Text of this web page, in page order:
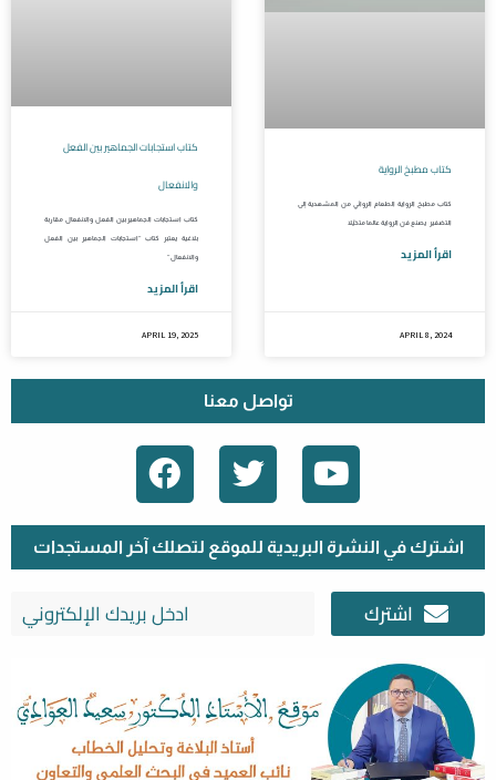
كتاب استجابات الجماهير بين الفعل
والانفعال
كتاب استجابات الجماهير بين الفعل والانفعال مقاربة
بلاغية يعتبر كتاب “استجابات الجماهير بين الفعل
والانفعال”
اقرأ المزيد
APRIL 19, 2025
كتاب مطبخ الرواية
كتاب مطبخ الرواية الطعام الروائي من المشهدية إلى
التضفير يصنع فن الرواية عالما متخيَّلا
اقرأ المزيد
APRIL 8, 2024
تواصل معنا
F
A
C
E
O
K
T
W
I
T
Y
O
U
T
U
اشترك في النشرة البريدية للموقع لتصلك آخر المستجدات
اشترك